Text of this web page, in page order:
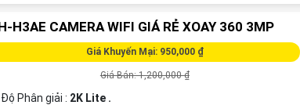
H3AE CAMERA WIFI GIÁ RẺ XOAY 360 3MP
Giá Khuyến Mại: 950,000 ₫
Giá Bán: 1,200,000 ₫
Độ Phân giải : 2K Lite .